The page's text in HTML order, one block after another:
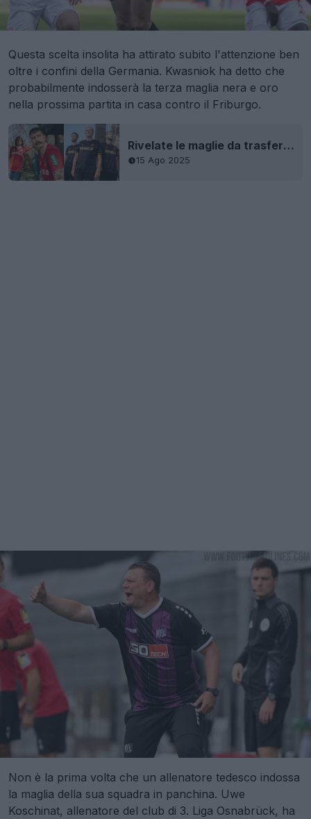
Questa scelta insolita ha attirato subito l'attenzione ben
oltre i confini della Germania. Kwasniok ha detto che
probabilmente indosserà la terza maglia nera e oro
nella prossima partita in casa contro il Friburgo.
Rivelate le maglie da trasferta e terza maglia del Colonia 25-26
15 Ago 2025
Non è la prima volta che un allenatore tedesco indossa
la maglia della sua squadra in panchina. Uwe
Koschinat, allenatore del club di 3. Liga Osnabrück, ha